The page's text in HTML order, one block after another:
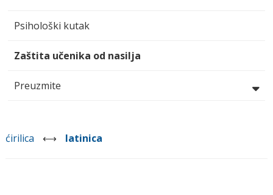
Psihološki kutak
Zaštita učenika od nasilja
Preuzmite
ćirilica ⟷ latinica